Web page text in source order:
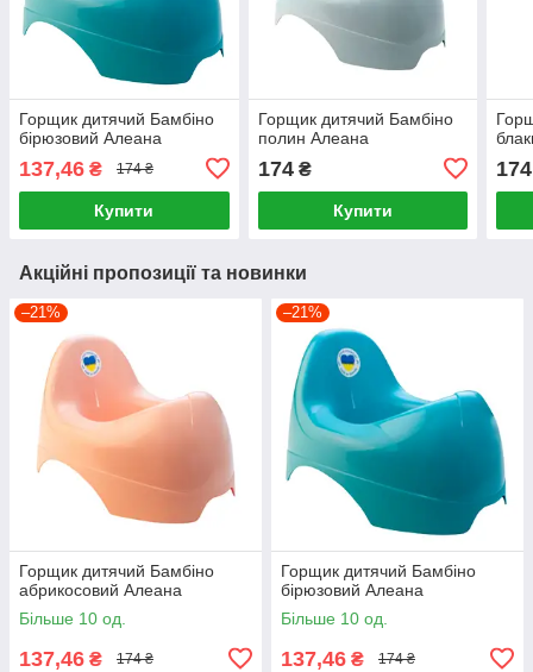
Горщик дитячий Бамбіно
бірюзовий Алеана
137,46 ₴ 174 ₴
Купити
Горщик дитячий Бамбіно
полин Алеана
174₴
Купити
174
Акційні пропозиції та новинки
–21%
Горщик дитячий Бамбіно
абрикосовий Алеана
Більше 10 од.
137,46 ₴ 174 ₴
–21%
Горщик дитячий Бамбіно
бірюзовий Алеана
Більше 10 од.
137,46 ₴ 174 ₴